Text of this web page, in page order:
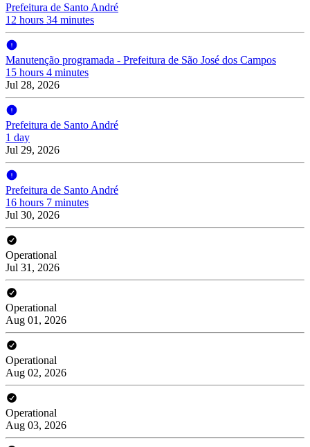
Prefeitura de Santo André
12 hours 34 minutes
Manutenção programada - Prefeitura de São José dos Campos
15 hours 4 minutes
Jul 28, 2026
Prefeitura de Santo André
1 day
Jul 29, 2026
Prefeitura de Santo André
16 hours 7 minutes
Jul 30, 2026
Operational
Jul 31, 2026
Operational
Aug 01, 2026
Operational
Aug 02, 2026
Operational
Aug 03, 2026